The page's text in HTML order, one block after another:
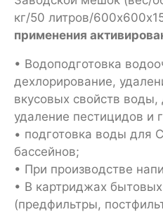
кг/50 литров/
применения
• Водоподготовка
дехлорирование,
вкусовых свойств воды,
удаление пестицидов и
• подготовка воды для
бассейнов;
• При производстве
• В картриджах
(предфильтры,